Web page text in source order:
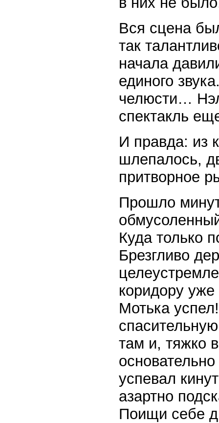
Вся сцена
так
начала
единого
челюсти…
спектакль
И правда: из
шлепалось,
притворное
Прошло
Куда только
Брезгливо
коридору
Мотька
там и, тяжко
успевал
азартно
Поищи себе